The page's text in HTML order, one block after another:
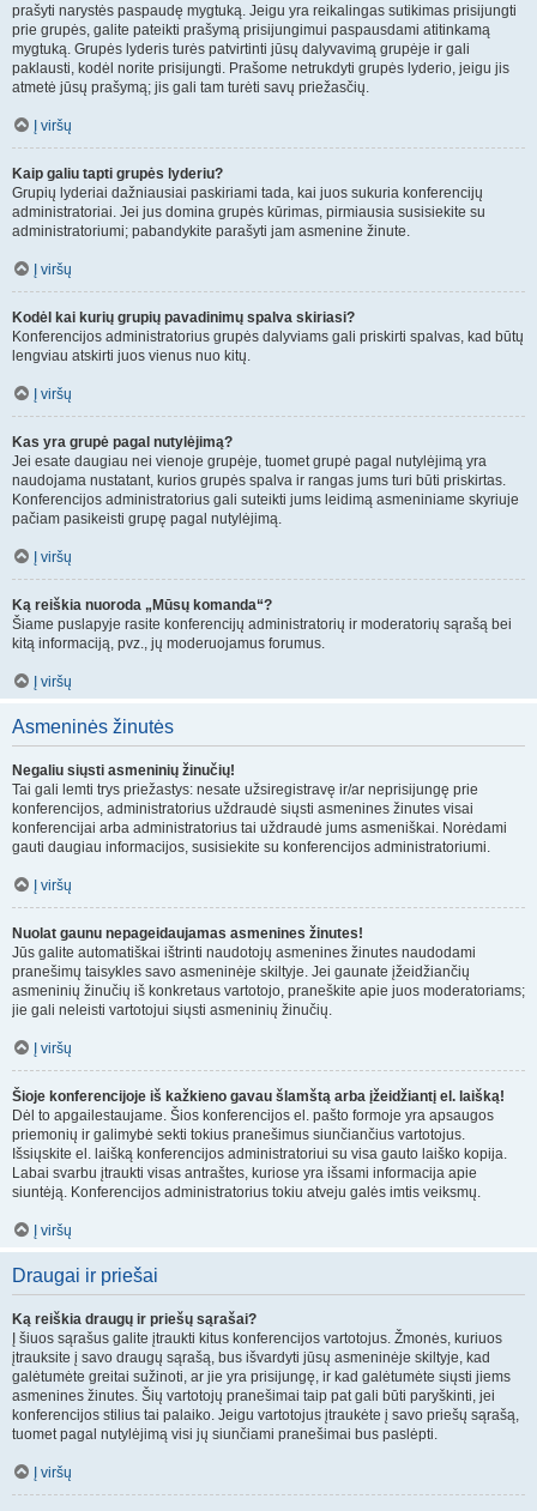
prašyti narystės paspaudę mygtuką. Jeigu yra reikalingas sutikimas prisijungti
prie grupės, galite pateikti prašymą prisijungimui paspausdami atitinkamą
mygtuką. Grupės lyderis turės patvirtinti jūsų dalyvavimą grupėje ir gali
paklausti, kodėl norite prisijungti. Prašome netrukdyti grupės lyderio, jeigu jis
atmetė jūsų prašymą; jis gali tam turėti savų priežasčių.
Į viršų
Kaip galiu tapti grupės lyderiu?
Grupių lyderiai dažniausiai paskiriami tada, kai juos sukuria konferencijų
administratoriai. Jei jus domina grupės kūrimas, pirmiausia susisiekite su
administratoriumi; pabandykite parašyti jam asmenine žinute.
Į viršų
Kodėl kai kurių grupių pavadinimų spalva skiriasi?
Konferencijos administratorius grupės dalyviams gali priskirti spalvas, kad būtų
lengviau atskirti juos vienus nuo kitų.
Į viršų
Kas yra grupė pagal nutylėjimą?
Jei esate daugiau nei vienoje grupėje, tuomet grupė pagal nutylėjimą yra
naudojama nustatant, kurios grupės spalva ir rangas jums turi būti priskirtas.
Konferencijos administratorius gali suteikti jums leidimą asmeniniame skyriuje
pačiam pasikeisti grupę pagal nutylėjimą.
Į viršų
Ką reiškia nuoroda „Mūsų komanda“?
Šiame puslapyje rasite konferencijų administratorių ir moderatorių sąrašą bei
kitą informaciją, pvz., jų moderuojamus forumus.
Į viršų
Asmeninės žinutės
Negaliu siųsti asmeninių žinučių!
Tai gali lemti trys priežastys: nesate užsiregistravę ir/ar neprisijungę prie
konferencijos, administratorius uždraudė siųsti asmenines žinutes visai
konferencijai arba administratorius tai uždraudė jums asmeniškai. Norėdami
gauti daugiau informacijos, susisiekite su konferencijos administratoriumi.
Į viršų
Nuolat gaunu nepageidaujamas asmenines žinutes!
Jūs galite automatiškai ištrinti naudotojų asmenines žinutes naudodami
pranešimų taisykles savo asmeninėje skiltyje. Jei gaunate įžeidžiančių
asmeninių žinučių iš konkretaus vartotojo, praneškite apie juos moderatoriams;
jie gali neleisti vartotojui siųsti asmeninių žinučių.
Į viršų
Šioje konferencijoje iš kažkieno gavau šlamštą arba įžeidžiantį el. laišką!
Dėl to apgailestaujame. Šios konferencijos el. pašto formoje yra apsaugos
priemonių ir galimybė sekti tokius pranešimus siunčiančius vartotojus.
Išsiųskite el. laišką konferencijos administratoriui su visa gauto laiško kopija.
Labai svarbu įtraukti visas antraštes, kuriose yra išsami informacija apie
siuntėją. Konferencijos administratorius tokiu atveju galės imtis veiksmų.
Į viršų
Draugai ir priešai
Ką reiškia draugų ir priešų sąrašai?
Į šiuos sąrašus galite įtraukti kitus konferencijos vartotojus. Žmonės, kuriuos
įtrauksite į savo draugų sąrašą, bus išvardyti jūsų asmeninėje skiltyje, kad
galėtumėte greitai sužinoti, ar jie yra prisijungę, ir kad galėtumėte siųsti jiems
asmenines žinutes. Šių vartotojų pranešimai taip pat gali būti paryškinti, jei
konferencijos stilius tai palaiko. Jeigu vartotojus įtraukėte į savo priešų sąrašą,
tuomet pagal nutylėjimą visi jų siunčiami pranešimai bus paslėpti.
Į viršų